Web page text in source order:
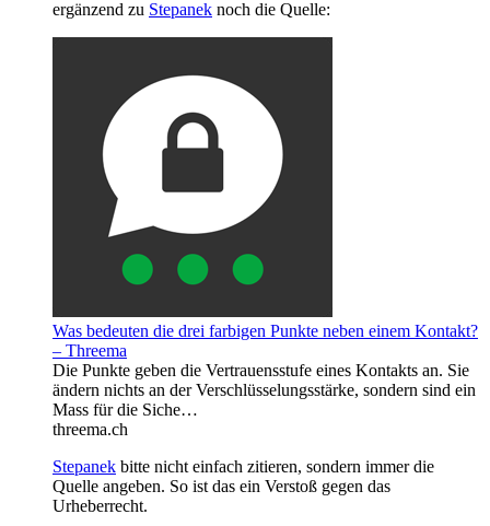
ergänzend zu Stepanek noch die Quelle:
Was bedeuten die drei farbigen Punkte neben einem Kontakt?
– Threema
Die Punkte geben die Vertrauensstufe eines Kontakts an. Sie
ändern nichts an der Verschlüsselungsstärke, sondern sind ein
Mass für die Siche…
threema.ch
Stepanek bitte nicht einfach zitieren, sondern immer die
Quelle angeben. So ist das ein Verstoß gegen das
Urheberrecht.